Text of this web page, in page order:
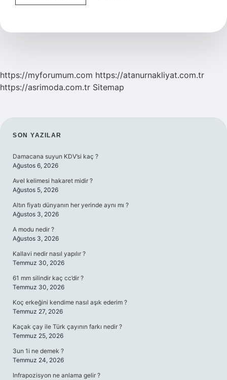
Ölçeği
https://myforumum.com https://atanurnakliyat.com.tr
https://asrimoda.com.tr Sitemap
SIDEBAR
SON YAZILAR
Damacana suyun KDV’si kaç ?
Ağustos 6, 2026
Avel kelimesi hakaret midir ?
Ağustos 5, 2026
Altın fiyatı dünyanın her yerinde aynı mı ?
Ağustos 3, 2026
A modu nedir ?
Ağustos 3, 2026
Kallavi nedir nasıl yapılır ?
Temmuz 30, 2026
61 mm silindir kaç cc’dir ?
Temmuz 30, 2026
Koç erkeğini kendime nasıl aşık ederim ?
Temmuz 27, 2026
Kaçak çay ile Türk çayının farkı nedir ?
Temmuz 25, 2026
3un 1i ne demek ?
Temmuz 24, 2026
Infrapozisyon ne anlama gelir ?